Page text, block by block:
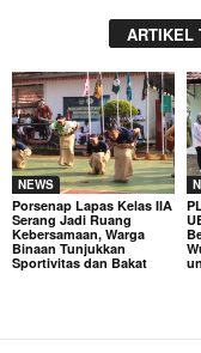
ARTIKEL
NEWS
Porsenap Lapas Kelas IIA
Serang Jadi Ruang
Kebersamaan, Warga
Binaan Tunjukkan
Sportivitas dan Bakat